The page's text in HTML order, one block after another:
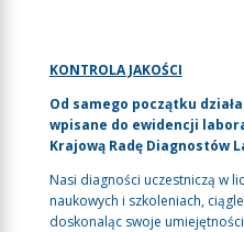
KONTROLA JAKOŚCI
Od samego początku
wpisane do ewidencji
Krajową Radę Diagnostów
Nasi diagności uczestniczą w
naukowych i szkoleniach,
doskonaląc swoje